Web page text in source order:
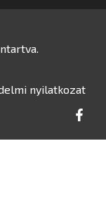
nyilatkozat